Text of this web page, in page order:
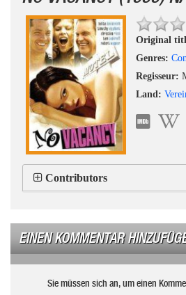
Original
Genres:
Regisseur:
Land:
Contributors
EINEN KOMMENTAR
Sie müssen sich an, um einen